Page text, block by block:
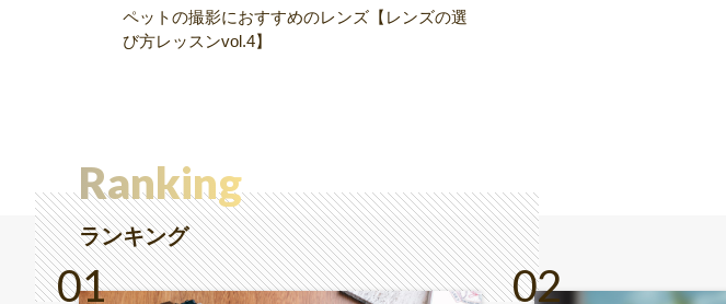
ペットの撮影におすすめのレンズ【レンズの選
び方レッスンvol.4】
Ranking
ランキング